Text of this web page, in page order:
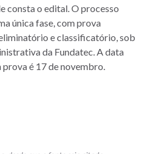
consta o edital. O processo
única fase, com prova
e classificatório, sob
da Fundatec. A data
é 17 de novembro.